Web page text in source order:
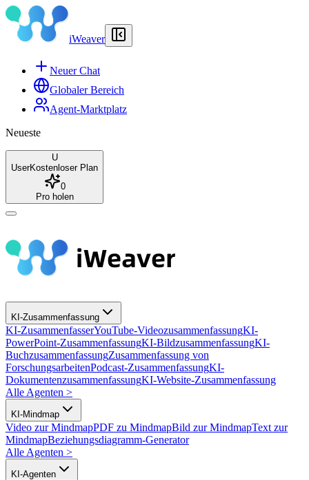
iWeaver
Neuer Chat
Globaler Bereich
Agent-Marktplatz
Neueste
U
UserKostenloser Plan
0
Pro holen
KI-Zusammenfassung
KI-ZusammenfasserYouTube-VideozusammenfassungKI-
PowerPoint-ZusammenfassungKI-BildzusammenfassungKI-
BuchzusammenfassungZusammenfassung von
ForschungsarbeitenPodcast-ZusammenfassungKI-
DokumentenzusammenfassungKI-Website-Zusammenfassung
Alle Agenten >
KI-Mindmap
Video zur MindmapPDF zu MindmapBild zur MindmapText zur
MindmapBeziehungsdiagramm-Generator
Alle Agenten >
KI-Agenten